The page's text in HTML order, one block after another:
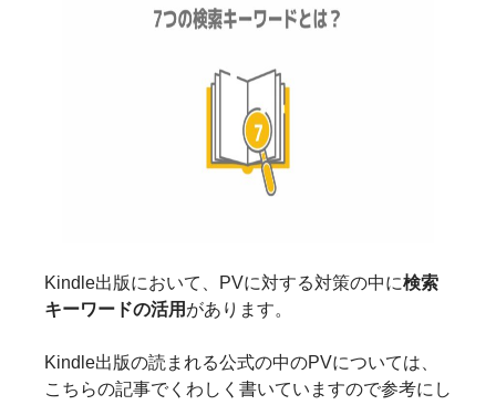
Kindle出版において、PVに対する対策の中に検索
キーワードの活用 があります。
Kindle出版の読まれる公式の中のPVについては、
こちらの記事でくわしく書いていますので参考にし